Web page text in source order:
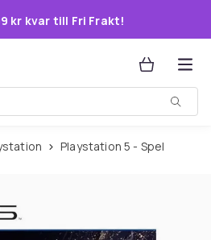
kr kvar till Fri Frakt!
Playstation 5 - Spel